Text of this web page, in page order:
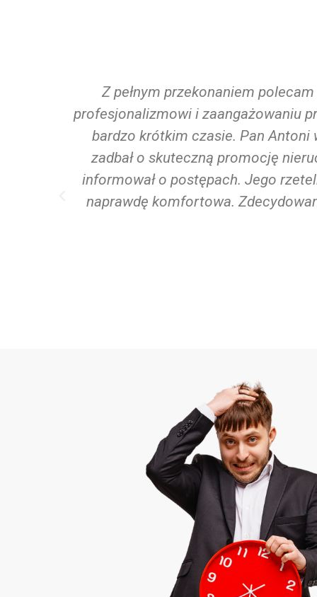
Z pełnym przekonaniem
profesjonalizmowi i zaangażowaniu
bardzo krótkim czasie. Pan Antoni
zadbał o skuteczną promocję
informował o postępach. Jego
naprawdę komfortowa.